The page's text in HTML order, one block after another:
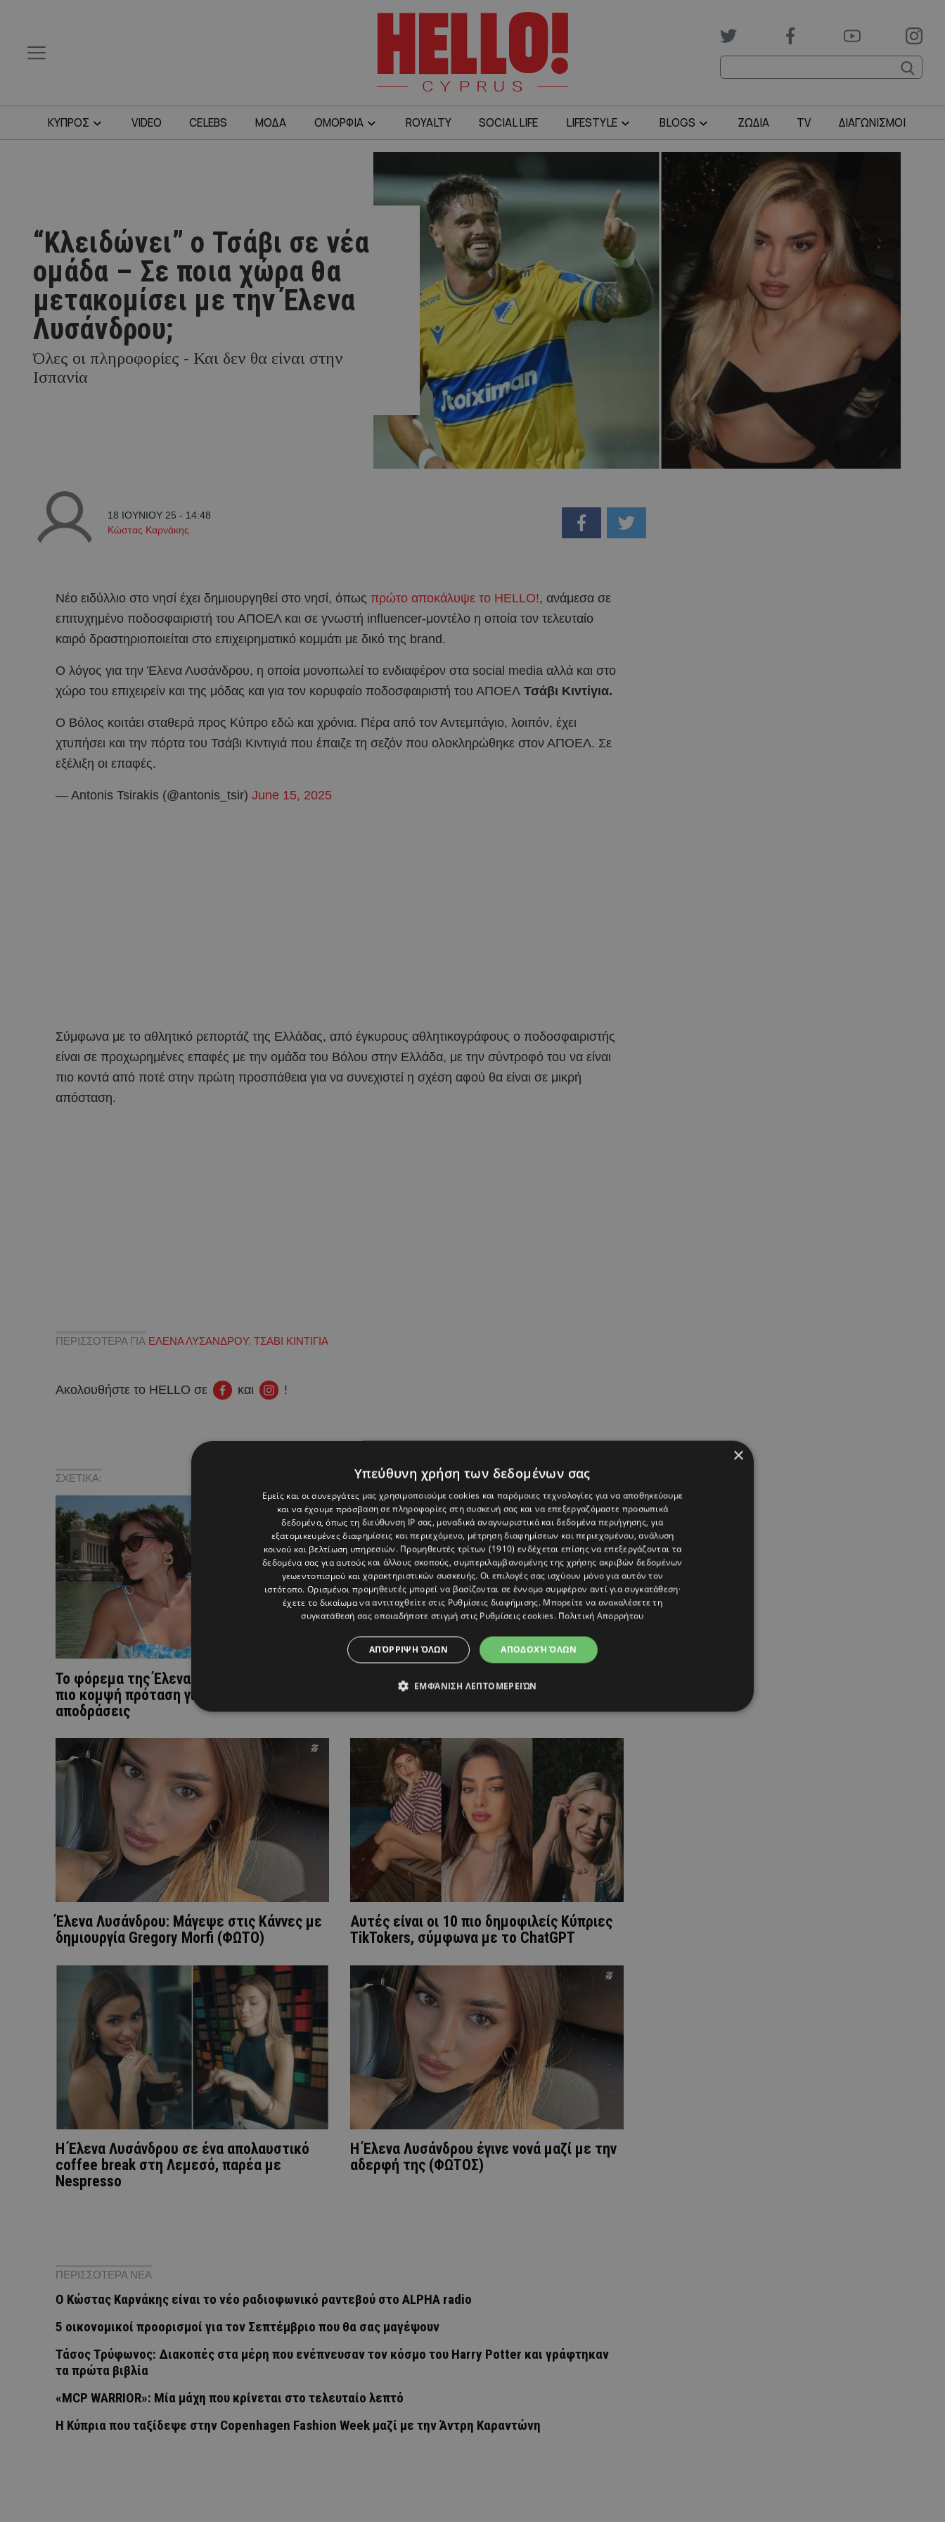
ΚΥΠΡΟΣ VIDEO CELEBS ΜΟΔΑ ΟΜΟΡΦΙΑ ROYALTY SOCIAL LIFE LIFESTYLE BLOGS ΖΩΔΙΑ TV ΔΙΑΓΩΝΙΣΜΟΙ
“Κλειδώνει” ο Τσάβι σε νέα
ομάδα – Σε ποια χώρα θα
μετακομίσει με την Έλενα
Λυσάνδρου;
Όλες οι πληροφορίες - Και δεν θα είναι στην
Ισπανία
18 ΙΟΥΝΙΟΥ 25 - 14:48
Κώστας Καρνάκης
Νέο ειδύλλιο στο νησί έχει δημιουργηθεί στο νησί, όπως πρώτο αποκάλυψε το HELLO!, ανάμεσα σε
επιτυχημένο ποδοσφαιριστή του ΑΠΟΕΛ και σε γνωστή influencer-μοντέλο η οποία τον τελευταίο
καιρό δραστηριοποιείται στο επιχειρηματικό κομμάτι με δικό της brand.
Ο λόγος για την Έλενα Λυσάνδρου, η οποία μονοπωλεί το ενδιαφέρον στα social media αλλά και στο
χώρο του επιχειρείν και της μόδας και για τον κορυφαίο ποδοσφαιριστή του ΑΠΟΕΛ Τσάβι Κιντίγια.
Ο Βόλος κοιτάει σταθερά προς Κύπρο εδώ και χρόνια. Πέρα από τον Αντεμπάγιο, λοιπόν, έχει
χτυπήσει και την πόρτα του Τσάβι Κιντιγιά που έπαιζε τη σεζόν που ολοκληρώθηκε στον ΑΠΟΕΛ. Σε
εξέλιξη οι επαφές.
— Antonis Tsirakis (@antonis_tsir) June 15, 2025
Σύμφωνα με το αθλητικό ρεπορτάζ της Ελλάδας, από έγκυρους αθλητικογράφους ο ποδοσφαιριστής
είναι σε προχωρημένες επαφές με την ομάδα του Βόλου στην Ελλάδα, με την σύντροφό του να είναι
πιο κοντά από ποτέ στην πρώτη προσπάθεια για να συνεχιστεί η σχέση αφού θα είναι σε μικρή
απόσταση.
ΠΕΡΙΣΣΟΤΕΡΑ ΓΙΑ ΕΛΕΝΑ ΛΥΣΑΝΔΡΟΥ, ΤΣΑΒΙ ΚΙΝΤΙΓΙΑ
Ακολουθήστε το HELLO σε και !
ΣΧΕΤΙΚΑ:
Το φόρεμα της Έλενας Λυσάνδρου είναι η
πιο κομψή πρόταση για τις καλοκαιρινές
αποδράσεις
Έλενα Λυσάνδρου: To look της μας
ταξιδεύει στην ιταλική ριβιέρα
Έλενα Λυσάνδρου: Mάγεψε στις Κάννες με
δημιουργία Gregory Morfi (ΦΩΤΟ)
Aυτές είναι οι 10 πιο δημοφιλείς Κύπριες
TikTokers, σύμφωνα με το ChatGPT
Η Έλενα Λυσάνδρου σε ένα απολαυστικό
coffee break στη Λεμεσό, παρέα με
Nespresso
Η Έλενα Λυσάνδρου έγινε νονά μαζί με την
αδερφή της (ΦΩΤΟΣ)
ΠΕΡΙΣΣΟΤΕΡΑ ΝΕΑ
Ο Κώστας Καρνάκης είναι το νέο ραδιοφωνικό ραντεβού στο ALPHA radio
5 οικονομικοί προορισμοί για τον Σεπτέμβριο που θα σας μαγέψουν
Τάσος Τρύφωνος: Διακοπές στα μέρη που ενέπνευσαν τον κόσμο του Harry Potter και γράφτηκαν
τα πρώτα βιβλία
«MCP WARRIOR»: Μία μάχη που κρίνεται στο τελευταίο λεπτό
Η Κύπρια που ταξίδεψε στην Copenhagen Fashion Week μαζί με την Άντρη Καραντώνη
×
Υπεύθυνη χρήση των δεδομένων σας
Εμείς και οι συνεργάτες μας χρησιμοποιούμε cookies και παρόμοιες τεχνολογίες για να αποθηκεύουμε
και να έχουμε πρόσβαση σε πληροφορίες στη συσκευή σας και να επεξεργαζόμαστε προσωπικά
δεδομένα, όπως τη διεύθυνση IP σας, μοναδικά αναγνωριστικά και δεδομένα περιήγησης, για
εξατομικευμένες διαφημίσεις και περιεχόμενο, μέτρηση διαφημίσεων και περιεχομένου, ανάλυση
κοινού και βελτίωση υπηρεσιών. Προμηθευτές τρίτων (1910) ενδέχεται επίσης να επεξεργάζονται τα
δεδομένα σας για αυτούς και άλλους σκοπούς, συμπεριλαμβανομένης της χρήσης ακριβών δεδομένων
γεωεντοπισμού και χαρακτηριστικών συσκευής. Οι επιλογές σας ισχύουν μόνο για αυτόν τον
ιστότοπο. Ορισμένοι προμηθευτές μπορεί να βασίζονται σε έννομο συμφέρον αντί για συγκατάθεση·
έχετε το δικαίωμα να αντιταχθείτε στις Ρυθμίσεις διαφήμισης. Μπορείτε να ανακαλέσετε τη
συγκατάθεσή σας οποιαδήποτε στιγμή στις Ρυθμίσεις cookies. Πολιτική Απορρήτου
ΑΠΟΔΟΧΉ ΌΛΩΝ
ΑΠΌΡΡΙΨΗ ΌΛΩΝ
ΕΜΦΆΝΙΣΗ ΛΕΠΤΟΜΕΡΕΙΏΝ